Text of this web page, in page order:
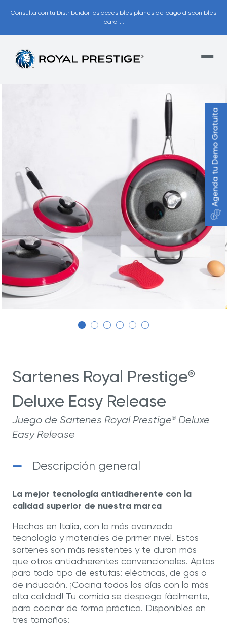
Consulta con tu Distribuidor los accesibles planes de pago disponibles
para ti.
Sartenes Royal Prestige®
Deluxe Easy Release
Juego de Sartenes Royal Prestige® Deluxe
Easy Release
Descripción general
La mejor tecnología antiadherente con la
calidad superior de nuestra marca
Hechos en Italia, con la más avanzada
tecnología y materiales de primer nivel. Estos
sartenes son más resistentes y te duran más
que otros antiadherentes convencionales. Aptos
para todo tipo de estufas: eléctricas, de gas o
de inducción. ¡Cocina todos los días con la más
alta calidad! Tu comida se despega fácilmente,
para cocinar de forma práctica. Disponibles en
tres tamaños:
Agenda tu Demo Gratuita